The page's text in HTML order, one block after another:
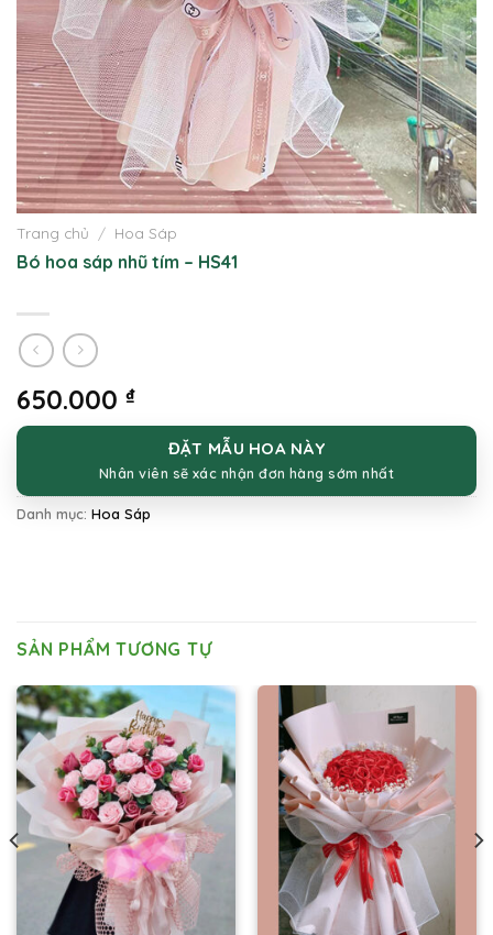
Trang chủ / Hoa Sáp
Bó hoa sáp nhũ tím – HS41
650.000 ₫
ĐẶT MẪU HOA NÀY
Nhân viên sẽ xác nhận đơn hàng sớm nhất
Danh mục: Hoa Sáp
SẢN PHẨM TƯƠNG TỰ